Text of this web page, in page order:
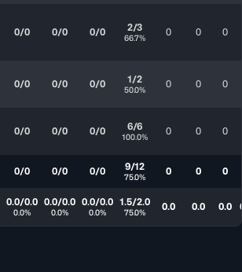
0/0 0/0 0/0 2/3
66.7% 0 0 0
0/0 0/0 0/0 1/2
50.0% 0 0 0
0/0 0/0 0/0 6/6
100.0% 0 0 0
0/0 0/0 0/0 9/12
75.0% 0 0 0
0.0/0.0
0.0%
0.0/0.0
0.0%
0.0/0.0
0.0%
1.5/2.0
75.0% 0.0 0.0 0.0